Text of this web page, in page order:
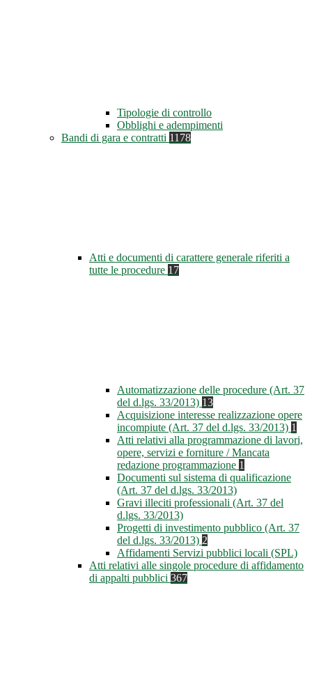
Tipologie di controllo
Obblighi e adempimenti
Bandi di gara e contratti 1178
Atti e documenti di carattere generale riferiti a
tutte le procedure 17
Automatizzazione delle procedure (Art. 37
del d.lgs. 33/2013) 13
Acquisizione interesse realizzazione opere
incompiute (Art. 37 del d.lgs. 33/2013) 1
Atti relativi alla programmazione di lavori,
opere, servizi e forniture / Mancata
redazione programmazione 1
Documenti sul sistema di qualificazione
(Art. 37 del d.lgs. 33/2013)
Gravi illeciti professionali (Art. 37 del
d.lgs. 33/2013)
Progetti di investimento pubblico (Art. 37
del d.lgs. 33/2013) 2
Affidamenti Servizi pubblici locali (SPL)
Atti relativi alle singole procedure di affidamento
di appalti pubblici 367